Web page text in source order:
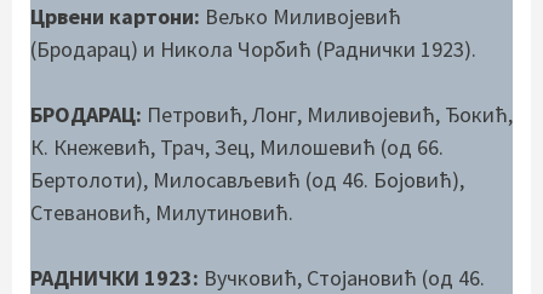
Црвени картони: Вељко Миливојевић
(Бродарац) и Никола Чорбић (Раднички 1923).
БРОДАРАЦ: Петровић, Лонг, Миливојевић, Ђокић,
К. Кнежевић, Трач, Зец, Милошевић (од 66.
Бертолоти), Милосављевић (од 46. Бојовић),
Стевановић, Милутиновић.
РАДНИЧКИ 1923: Вучковић, Стојановић (од 46.